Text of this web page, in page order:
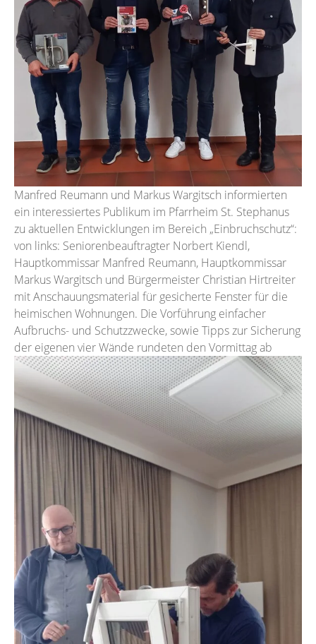
Manfred Reumann und Markus Wargitsch informierten
ein interessiertes Publikum im Pfarrheim St. Stephanus
zu aktuellen Entwicklungen im Bereich „Einbruchschutz“:
von links: Seniorenbeauftragter Norbert Kiendl,
Hauptkommissar Manfred Reumann, Hauptkommissar
Markus Wargitsch und Bürgermeister Christian Hirtreiter
mit Anschauungsmaterial für gesicherte Fenster für die
heimischen Wohnungen. Die Vorführung einfacher
Aufbruchs- und Schutzzwecke, sowie Tipps zur Sicherung
der eigenen vier Wände rundeten den Vormittag ab